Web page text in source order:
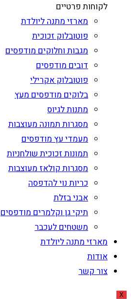
לקוחות פרטיים
מארזי מתנה ליולדת
פוטובלוק זכוכית
מגבות וחלוקים מודפסים
דובים מודפסים
פוטובלוק אקרילי
בלוקים מודפסים מעץ
מתנות לגיוס
מסגרות תמונה מעוצבות
מעמדי עץ מודפסים
תמונות זכוכית שולחניות
מסגרות קולאז מעוצבות
כריות נוי להדפסה
אבני בזלת
תיקי גן וקלמרים מודפסים
משטחים לעכבר
מארזי מתנה ליולדת
אודות
צור קשר
X